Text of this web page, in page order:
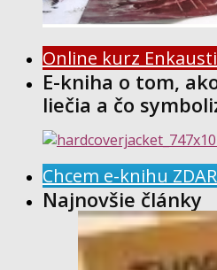
Online kurz
E-kniha o tom,
liečia a čo
Chcem e-knihu
Najnovšie články